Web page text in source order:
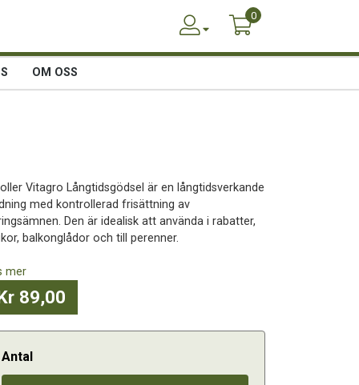
0
OM OSS
Vitagro Långtidsgödsel är en långtidsverkande
med kontrollerad frisättning av
Den är idealisk att använda i rabatter,
balkonglådor och till perenner.
mer
89,00
Antal